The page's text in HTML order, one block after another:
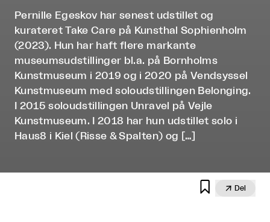
Pernille Egeskov har senest udstillet og
kurateret Take Care på Kunsthal Sophienholm
(2023). Hun har haft flere markante
museumsudstillinger bl.a. på Bornholms
Kunstmuseum i 2019 og i 2020 på Vendsyssel
Kunstmuseum med soloudstillingen Belonging.
I 2015 soloudstillingen Unravel på Vejle
Kunstmuseum. I 2018 har hun udstillet solo i
Haus8 i Kiel (Risse & Spalten) og […]
  Del